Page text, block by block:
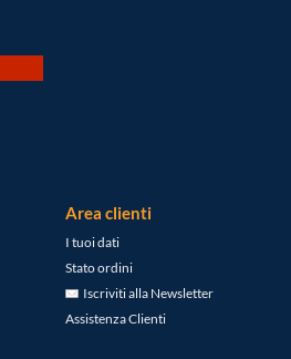
Area clienti
I tuoi dati
Stato ordini
Iscriviti alla Newsletter
Assistenza Clienti